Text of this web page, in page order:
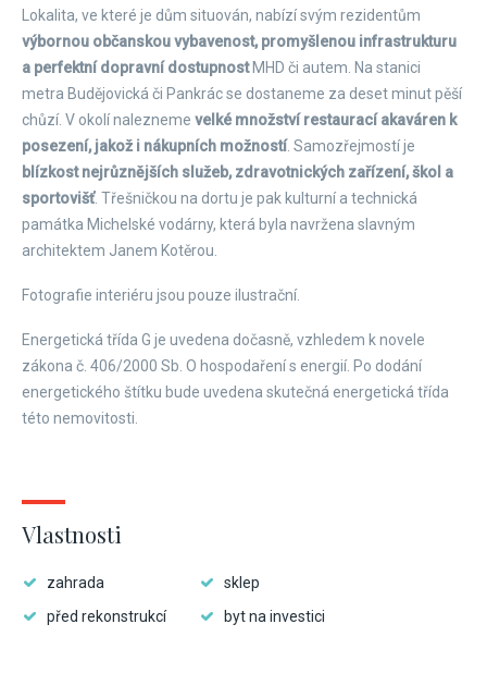
Lokalita, ve které je dům situován, nabízí svým rezidentům
výbornou občanskou vybavenost, promyšlenou infrastrukturu
a perfektní dopravní dostupnost MHD či autem. Na stanici
metra Budějovická či Pankrác se dostaneme za deset minut pěší
chůzí. V okolí nalezneme velké množství restaurací akaváren k
posezení, jakož i nákupních možností. Samozřejmostí je
blízkost nejrůznějších služeb, zdravotnických zařízení, škol a
sportovišť. Třešničkou na dortu je pak kulturní a technická
památka Michelské vodárny, která byla navržena slavným
architektem Janem Kotěrou.
Fotografie interiéru jsou pouze ilustrační.
Energetická třída G je uvedena dočasně, vzhledem k novele
zákona č. 406/2000 Sb. O hospodaření s energií. Po dodání
energetického štítku bude uvedena skutečná energetická třída
této nemovitosti.
Vlastnosti
zahrada
sklep
před rekonstrukcí
byt na investici